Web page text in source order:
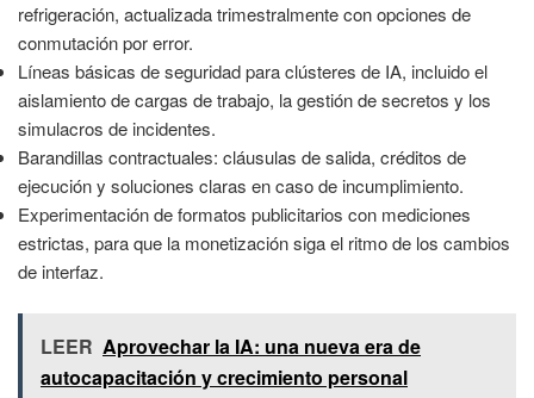
refrigeración, actualizada trimestralmente con opciones de
conmutación por error.
Líneas básicas de seguridad para clústeres de IA, incluido el
aislamiento de cargas de trabajo, la gestión de secretos y los
simulacros de incidentes.
Barandillas contractuales: cláusulas de salida, créditos de
ejecución y soluciones claras en caso de incumplimiento.
Experimentación de formatos publicitarios con mediciones
estrictas, para que la monetización siga el ritmo de los cambios
de interfaz.
LEER Aprovechar la IA: una nueva era de
autocapacitación y crecimiento personal